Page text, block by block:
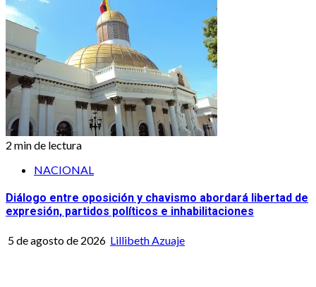
2 min de lectura
NACIONAL
Diálogo entre oposición y chavismo abordará libertad de
expresión, partidos políticos e inhabilitaciones
5 de agosto de 2026 Lillibeth Azuaje